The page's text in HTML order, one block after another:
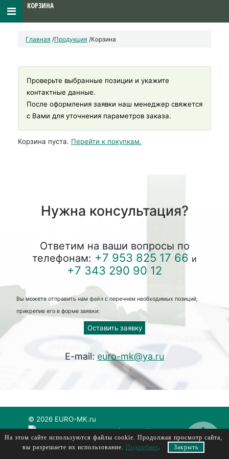
Главная /Продукция /Корзина
Проверьте выбранные позиции и укажите
контактные данные.
После оформления заявки наш менеджер свяжется
с Вами для уточнения параметров заказа.
Корзина пуста. Перейти к покупкам.
Нужна консультация?
Ответим на ваши вопросы по
телефонам: +7 953 825 17 66 и
+7 343 290 90 12
Вы можете отправить нам файлс перечнем необходимых позиций,
прикрепив его в форме заявки:
Оставить заявку
E-mail: euro-mk@ya.ru
© 2026 EURO-MK.ru
евромк, еуромк, euromk, evromk
На этом сайте используются файлы cookie. Продолжая просмотр сайта,
вы разрешаете их использование. Подробнее. Закрыть
КОРЗИНА